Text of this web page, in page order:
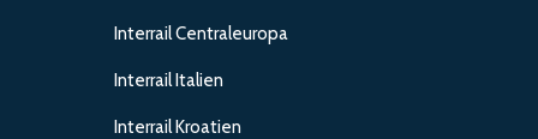
Interrail Centraleuropa
Interrail Italien
Interrail Kroatien